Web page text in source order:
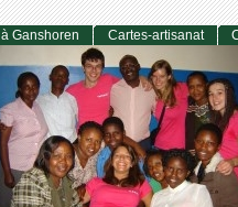
à Ganshoren Cartes-artisanat